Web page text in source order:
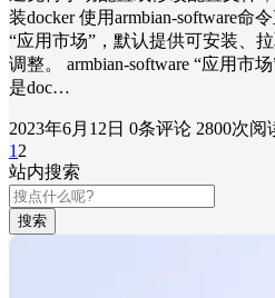
装docker 使用armbian-software命
“应用市场”，默认提供可安装、
调整。 armbian-software “应用市
是doc…
2023年6月12日 0条评论 2800次阅
12
站内搜索
搜索